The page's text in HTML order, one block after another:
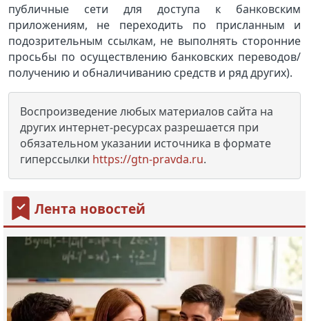
публичные сети для доступа к банковским
приложениям, не переходить по присланным и
подозрительным ссылкам, не выполнять сторонние
просьбы по осуществлению банковских переводов/
получению и обналичиванию средств и ряд других).
Воспроизведение любых материалов сайта на
других интернет-ресурсах разрешается при
обязательном указании источника в формате
гиперссылки https://gtn-pravda.ru.
Лента новостей